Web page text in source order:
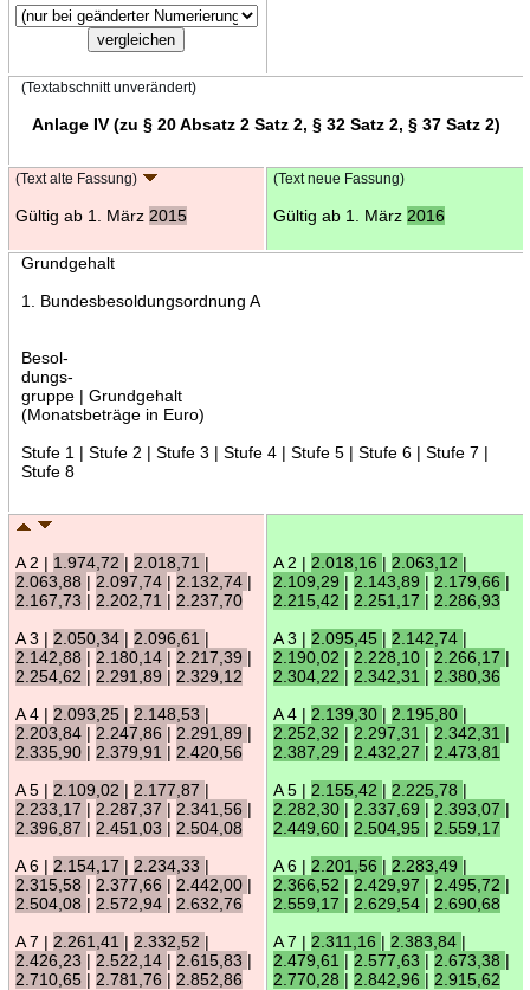
(Textabschnitt unverändert)
Anlage IV (zu § 20 Absatz 2 Satz 2, § 32 Satz 2, § 37 Satz 2)
(Text alte Fassung)
Gültig ab 1. März 2015
(Text neue Fassung)
Gültig ab 1. März 2016
Grundgehalt
1. Bundesbesoldungsordnung A
Besol-
dungs-
gruppe | Grundgehalt
(Monatsbeträge in Euro)
Stufe 1 | Stufe 2 | Stufe 3 | Stufe 4 | Stufe 5 | Stufe 6 | Stufe 7 |
Stufe 8
A 2 | 1.974,72 | 2.018,71 |
2.063,88 | 2.097,74 | 2.132,74 |
2.167,73 | 2.202,71 | 2.237,70
A 3 | 2.050,34 | 2.096,61 |
2.142,88 | 2.180,14 | 2.217,39 |
2.254,62 | 2.291,89 | 2.329,12
A 4 | 2.093,25 | 2.148,53 |
2.203,84 | 2.247,86 | 2.291,89 |
2.335,90 | 2.379,91 | 2.420,56
A 5 | 2.109,02 | 2.177,87 |
2.233,17 | 2.287,37 | 2.341,56 |
2.396,87 | 2.451,03 | 2.504,08
A 6 | 2.154,17 | 2.234,33 |
2.315,58 | 2.377,66 | 2.442,00 |
2.504,08 | 2.572,94 | 2.632,76
A 7 | 2.261,41 | 2.332,52 |
2.426,23 | 2.522,14 | 2.615,83 |
2.710,65 | 2.781,76 | 2.852,86
A 2 | 2.018,16 | 2.063,12 |
2.109,29 | 2.143,89 | 2.179,66 |
2.215,42 | 2.251,17 | 2.286,93
A 3 | 2.095,45 | 2.142,74 |
2.190,02 | 2.228,10 | 2.266,17 |
2.304,22 | 2.342,31 | 2.380,36
A 4 | 2.139,30 | 2.195,80 |
2.252,32 | 2.297,31 | 2.342,31 |
2.387,29 | 2.432,27 | 2.473,81
A 5 | 2.155,42 | 2.225,78 |
2.282,30 | 2.337,69 | 2.393,07 |
2.449,60 | 2.504,95 | 2.559,17
A 6 | 2.201,56 | 2.283,49 |
2.366,52 | 2.429,97 | 2.495,72 |
2.559,17 | 2.629,54 | 2.690,68
A 7 | 2.311,16 | 2.383,84 |
2.479,61 | 2.577,63 | 2.673,38 |
2.770,28 | 2.842,96 | 2.915,62